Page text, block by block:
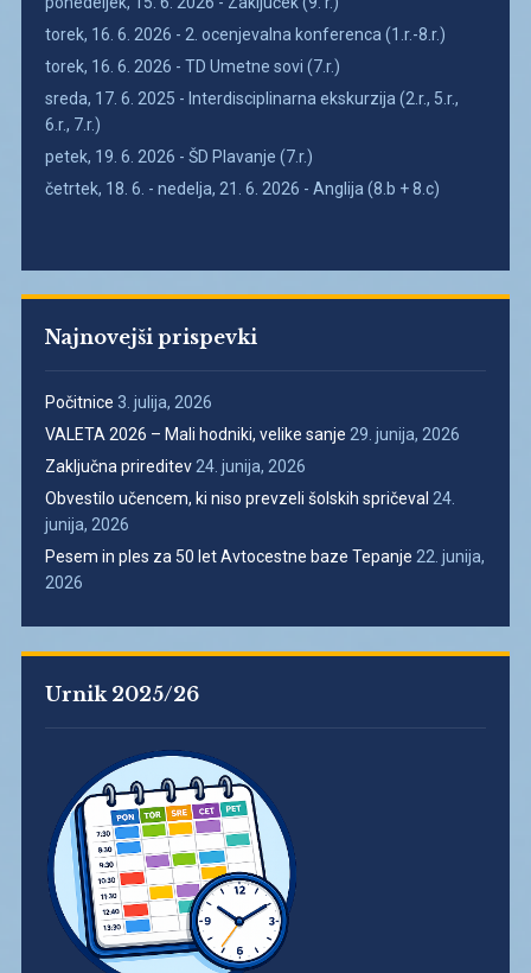
torek, 16. 6. 2026 - 2. ocenjevalna konferenca (1.r.-8.r.)
torek, 16. 6. 2026 - TD Umetne sovi (7.r.)
sreda, 17. 6. 2025 - Interdisciplinarna ekskurzija (2.r., 5.r.,
6.r., 7.r.)
petek, 19. 6. 2026 - ŠD Plavanje (7.r.)
četrtek, 18. 6. - nedelja, 21. 6. 2026 - Anglija (8.b + 8.c)
Najnovejši prispevki
Počitnice 3. julija, 2026
VALETA 2026 – Mali hodniki, velike sanje 29. junija, 2026
Zaključna prireditev 24. junija, 2026
Obvestilo učencem, ki niso prevzeli šolskih spričeval 24.
junija, 2026
Pesem in ples za 50 let Avtocestne baze Tepanje 22. junija,
2026
Urnik 2025/26